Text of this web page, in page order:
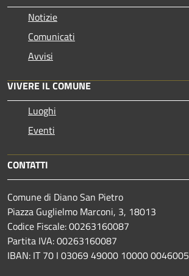
Notizie
Comunicati
Avvisi
VIVERE IL COMUNE
Luoghi
Eventi
CONTATTI
Comune di Diano San Pietro
Piazza Guglielmo Marconi, 3, 18013
Codice Fiscale: 00263160087
Partita IVA: 00263160087
IBAN: IT 70 I 03069 49000 10000 0046005